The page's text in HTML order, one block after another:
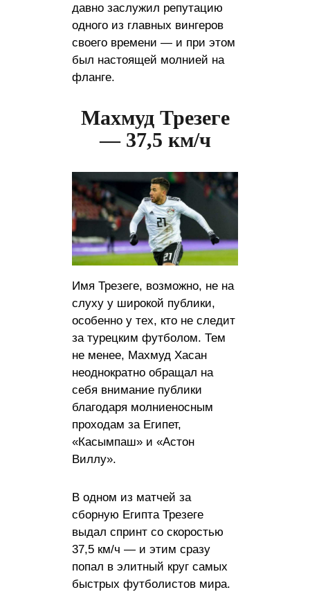
давно заслужил репутацию
одного из главных вингеров
своего времени — и при этом
был настоящей молнией на
фланге.
Махмуд Трезеге
— 37,5 км/ч
Имя Трезеге, возможно, не на
слуху у широкой публики,
особенно у тех, кто не следит
за турецким футболом. Тем
не менее, Махмуд Хасан
неоднократно обращал на
себя внимание публики
благодаря молниеносным
проходам за Египет,
«Касымпаш» и «Астон
Виллу».
В одном из матчей за
сборную Египта Трезеге
выдал спринт со скоростью
37,5 км/ч — и этим сразу
попал в элитный круг самых
быстрых футболистов мира.